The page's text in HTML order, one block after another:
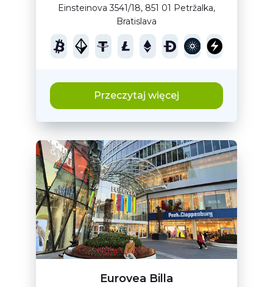
Einsteinova 3541/18, 851 01 Petržalka,
Bratislava
Przeczytaj więcej
Eurovea Billa